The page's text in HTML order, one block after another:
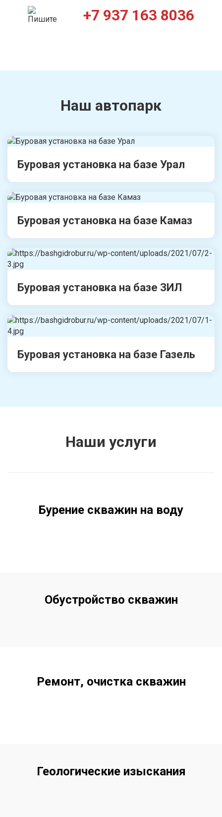
+7 937 163 8036
Наш автопарк
Буровая установка на базе Урал
Буровая установка на базе Камаз
Буровая установка на базе ЗИЛ
Буровая установка на базе Газель
Наши услуги
Бурение скважин на воду
Обустройство скважин
Ремонт, очистка скважин
Геологические изыскания